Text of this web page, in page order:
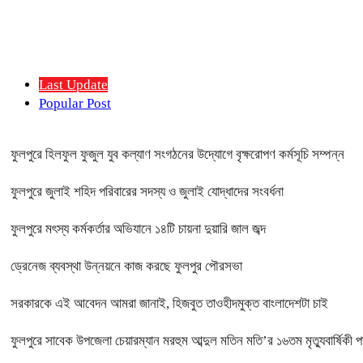
Last Update
Popular Post
ফুলপুরে হিলফুল ফুজুল যুব কল্যাণ সংগঠনের উদ্যোগে বৃক্ষরোপণ কর্মসূচি সম্পন্ন
ফুলপুরে জুলাই শহিদ পরিবারের সদস্য ও জুলাই যোদ্ধাদের সংবর্ধনা
ফুলপুরে মৎস্য কর্মকর্তার অভিযানে ১৪টি চায়না দুয়ারি জাল জব্দ
ড্রেনেজ ব্যবস্থা উন্নয়নে কাজ করছে ফুলপুর পৌরসভা
সরকারকে এই আবেদন আমরা জানাই, হিজবুত তাওহীদমুক্ত বাংলাদেশটা চাই
ফুলপুরে সাবেক উপজেলা চেয়ারম্যান মরহুম আব্দুল মতিন মতি’র ১৬তম মৃত্যুবার্ষিকী